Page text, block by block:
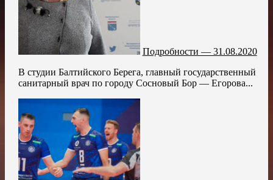
Подробности — 31.08.2020
В студии Балтийского Берега, главный государственный
санитарный врач по городу Сосновый Бор — Егорова...